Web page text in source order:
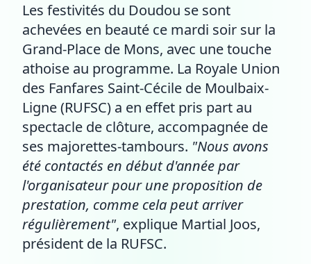
Les festivités du Doudou se sont
achevées en beauté ce mardi soir sur la
Grand-Place de Mons, avec une touche
athoise au programme. La Royale Union
des Fanfares Saint-Cécile de Moulbaix-
Ligne (RUFSC) a en effet pris part au
spectacle de clôture, accompagnée de
ses majorettes-tambours. "Nous avons
été contactés en début d'année par
l'organisateur pour une proposition de
prestation, comme cela peut arriver
régulièrement", explique Martial Joos,
président de la RUFSC.